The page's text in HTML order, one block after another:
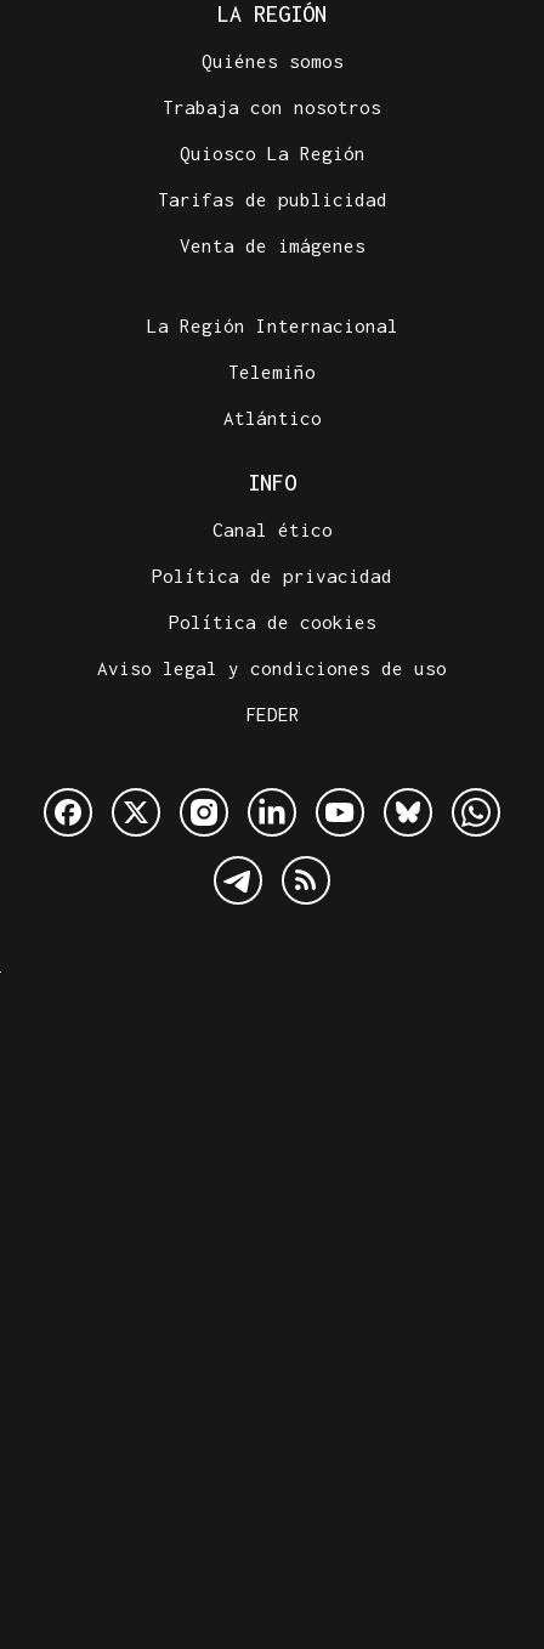
LA REGIÓN
Quiénes somos
Trabaja con nosotros
Quiosco La Región
Tarifas de publicidad
Venta de imágenes
La Región Internacional
Telemiño
Atlántico
INFO
Canal ético
Política de privacidad
Política de cookies
Aviso legal y condiciones de uso
FEDER